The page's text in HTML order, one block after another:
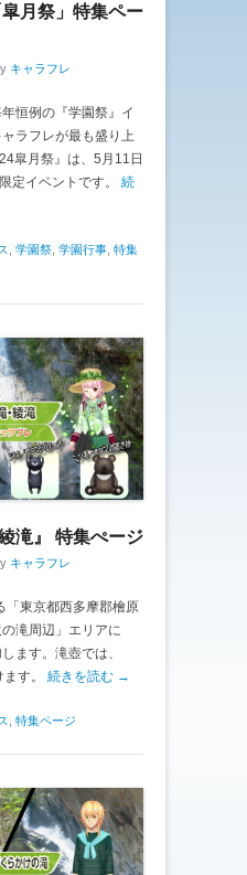
月祭」特集ペー
キャラフレ
恒例の『学園祭』イ
ラフレが最も盛り上
皐月祭』は、5月11日
定イベントです。 続
学園祭 学園行事 特集
滝』 特集ぺージ
キャラフレ
「東京都西多摩郡檜原
滝周辺」エリアに
ます。滝壺では、
す。 続きを読む →
特集ページ